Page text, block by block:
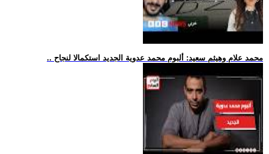
.. محمد علام وهيثم سعيد: ألبوم محمد عدوية الجديد استكمالا لنجاح